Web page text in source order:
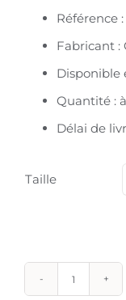
Référence :
Fabricant :
Disponible
Quantité :
Délai de
Taille
quantité